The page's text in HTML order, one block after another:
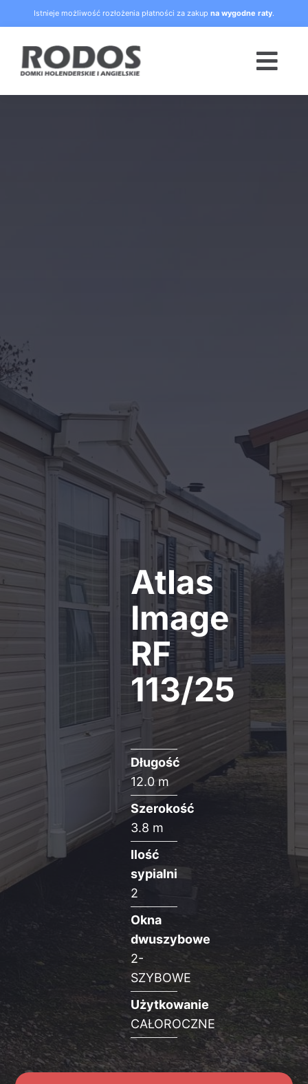
to
content
Istnieje możliwość rozłożenia płatności za zakup na wygodne raty.
Atlas
Image
RF
113/25
Długość
12.0 m
Szerokość
3.8 m
Ilość
sypialni
2
Okna
dwuszybowe
2-
SZYBOWE
Użytkowanie
CAŁOROCZNE